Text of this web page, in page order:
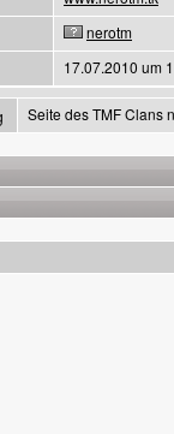
nerotm
17.07.2010 um
Seite des TMF Clans